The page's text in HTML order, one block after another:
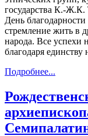
государства К.-Ж.К.
День
стремление жить в
народа. Все успехи
благодаря
Подробнее...